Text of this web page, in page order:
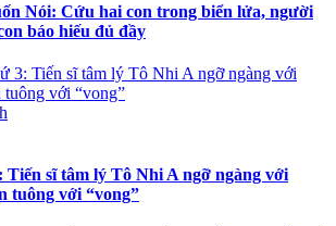
Nói: Cứu hai con trong biển lửa, người
báo hiếu đủ đầy
3: Tiến sĩ tâm lý Tô Nhi A ngỡ ngàng với
với “vong”
sĩ tâm lý Tô Nhi A ngỡ ngàng với
tuông với “vong”